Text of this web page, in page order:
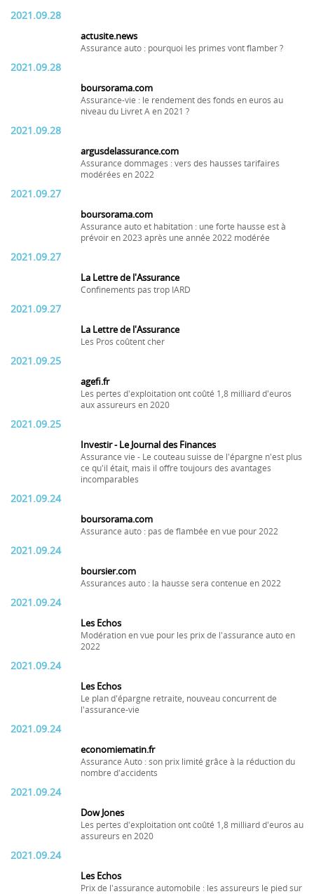
2021.09.28
actusite.news
Assurance auto : pourquoi les primes vont flamber ?
2021.09.28
boursorama.com
Assurance-vie : le rendement des fonds en euros au
niveau du Livret A en 2021 ?
2021.09.28
argusdelassurance.com
Assurance dommages : vers des hausses tarifaires
modérées en 2022
2021.09.27
boursorama.com
Assurance auto et habitation : une forte hausse est à
prévoir en 2023 après une année 2022 modérée
2021.09.27
La Lettre de l'Assurance
Confinements pas trop IARD
2021.09.27
La Lettre de l'Assurance
Les Pros coûtent cher
2021.09.25
agefi.fr
Les pertes d'exploitation ont coûté 1,8 milliard d'euros
aux assureurs en 2020
2021.09.25
Investir - Le Journal des Finances
Assurance vie - Le couteau suisse de l'épargne n'est plus
ce qu'il était, mais il offre toujours des avantages
incomparables
2021.09.24
boursorama.com
Assurance auto : pas de flambée en vue pour 2022
2021.09.24
boursier.com
Assurances auto : la hausse sera contenue en 2022
2021.09.24
Les Echos
Modération en vue pour les prix de l'assurance auto en
2022
2021.09.24
Les Echos
Le plan d'épargne retraite, nouveau concurrent de
l'assurance-vie
2021.09.24
economiematin.fr
Assurance Auto : son prix limité grâce à la réduction du
nombre d'accidents
2021.09.24
Dow Jones
Les pertes d'exploitation ont coûté 1,8 milliard d'euros au
assureurs en 2020
2021.09.24
Les Echos
Prix de l'assurance automobile : les assureurs le pied sur